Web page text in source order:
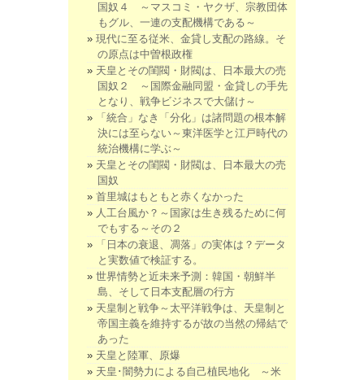
国奴４ ～マスコミ・ヤクザ、宗教団体
もグル、一連の支配機構である～
現代に至る従米、金貸し支配の路線。そ
の原点は中曽根政権
天皇とその閨閥・財閥は、日本最大の売
国奴２ ～国際金融同盟・金貸しの手先
となり、戦争ビジネスで大儲け～
「統合」なき「分化」は諸問題の根本解
決には至らない～東洋医学と江戸時代の
統治機構に学ぶ～
天皇とその閨閥・財閥は、日本最大の売
国奴
首里城はもともと赤くなかった
人工台風か？～国家は生き残るために何
でもする～その２
「日本の衰退、凋落」の実体は？データ
と実数値で検証する。
世界情勢と近未来予測：韓国・朝鮮半
島、そして日本支配層の行方
天皇制と戦争～太平洋戦争は、天皇制と
帝国主義を維持するが故の当然の帰結で
あった
天皇と陸軍、原爆
天皇･闇勢力による自己植民地化 ～米